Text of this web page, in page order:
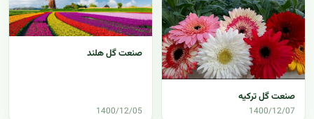
صنعت گل ترکیه
1400/12/07
صنعت گل هلند
1400/12/05